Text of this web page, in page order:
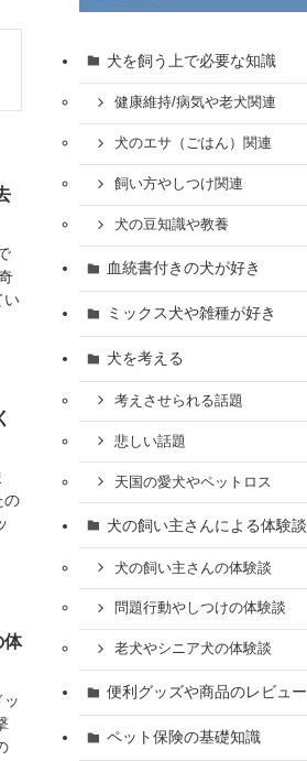
い
の
体
犬を飼う上で必要な知識
健康維持/病気や老犬関連
犬のエサ（ごはん）関連
飼い方やしつけ関連
犬の豆知識や教養
血統書付きの犬が好き
ミックス犬や雑種が好き
犬を考える
考えさせられる話題
悲しい話題
天国の愛犬やペットロス
犬の飼い主さんによる体験談
犬の飼い主さんの体験談
問題行動やしつけの体験談
老犬やシニア犬の体験談
便利グッズや商品のレビュ
ペット保険の基礎知識